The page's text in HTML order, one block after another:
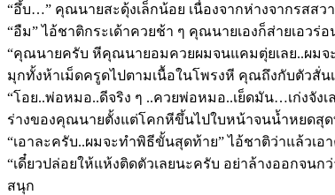
“อึ้บ…” คุณนายสะดุ้งเล็กน้อย เนื่องจากห่างจากรสส
“อืม” ไอ้ชาติกระเด้าควยช้า ๆ คุณนายเองก็ส่ายเอว
“คุณนายครับ หีคุณนายอมควยผมจนแคมตุ่ยเลย..ผมจ
มุกทั้งห้าเม็ดครูดไปตามเนื้อในโพรงหี คุณถึงกับตัวสั่
“โอย..พ่อหมอ..ดีจริง ๆ ..ควยพ่อหมอ..เย็ดมัน…เก่งจั
ร่างของคุณนายตั้งแต่โคกหีขึ้นไปใบหน้าจนน้ำหยดสุด
“เอาละครับ..ผมจะทำพิธีขั้นสุดท้าย” ไอ้ชาติว่าแล้วเ
“เดี๋ยวปล่อยให้แห้งติดตัวเลยนะครับ อย่าล้างออกจน
สนุก